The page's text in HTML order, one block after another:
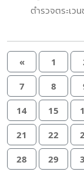
ตำรวจตระเว
« 1
7 8
14 15
21 22
28 29